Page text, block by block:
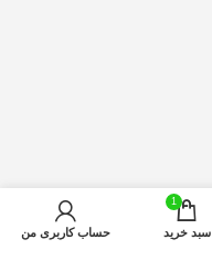
1
سبد خرید حساب کاربری من